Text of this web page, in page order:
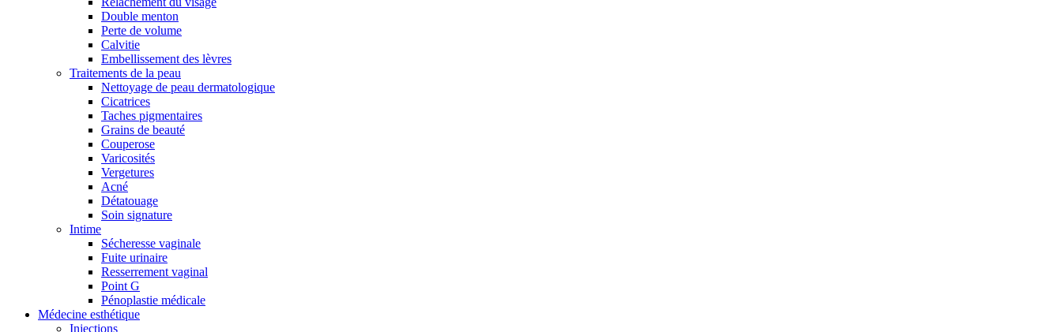
Double menton
Perte de volume
Calvitie
Embellissement des lèvres
Traitements de la peau
Nettoyage de peau dermatologique
Cicatrices
Taches pigmentaires
Grains de beauté
Couperose
Varicosités
Vergetures
Acné
Détatouage
Soin signature
Intime
Sécheresse vaginale
Fuite urinaire
Resserrement vaginal
Point G
Pénoplastie médicale
Médecine esthétique
Injections